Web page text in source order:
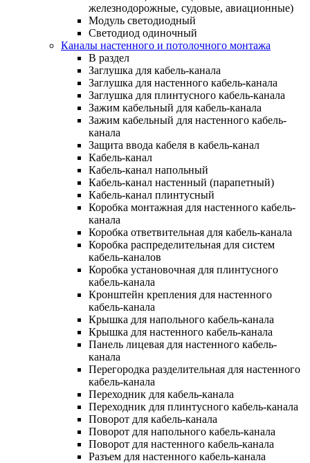
железнодорожные, судовые, авиационные)
Модуль светодиодный
Светодиод одиночный
Каналы настенного и потолочного монтажа
В раздел
Заглушка для кабель-канала
Заглушка для настенного кабель-канала
Заглушка для плинтусного кабель-канала
Зажим кабельный для кабель-канала
Зажим кабельный для настенного кабель-
канала
Защита ввода кабеля в кабель-канал
Кабель-канал
Кабель-канал напольный
Кабель-канал настенный (парапетный)
Кабель-канал плинтусный
Коробка монтажная для настенного кабель-
канала
Коробка ответвительная для кабель-канала
Коробка распределительная для систем
кабель-каналов
Коробка установочная для плинтусного
кабель-канала
Кронштейн крепления для настенного
кабель-канала
Крышка для напольного кабель-канала
Крышка для настенного кабель-канала
Панель лицевая для настенного кабель-
канала
Перегородка разделительная для настенного
кабель-канала
Переходник для кабель-канала
Переходник для плинтусного кабель-канала
Поворот для кабель-канала
Поворот для напольного кабель-канала
Поворот для настенного кабель-канала
Разъем для настенного кабель-канала